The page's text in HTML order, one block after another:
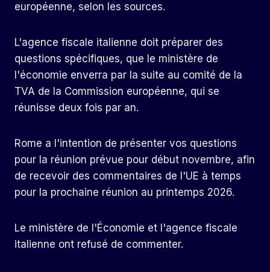
européenne, selon les sources.
L'agence fiscale italienne doit préparer des
questions spécifiques, que le ministère de
l'économie enverra par la suite au comité de la
TVA de la Commission européenne, qui se
réunisse deux fois par an.
Rome a l'intention de présenter vos questions
pour la réunion prévue pour début novembre, afin
de recevoir des commentaires de l'UE à temps
pour la prochaine réunion au printemps 2026.
Le ministère de l'Économie et l'agence fiscale
italienne ont refusé de commenter.